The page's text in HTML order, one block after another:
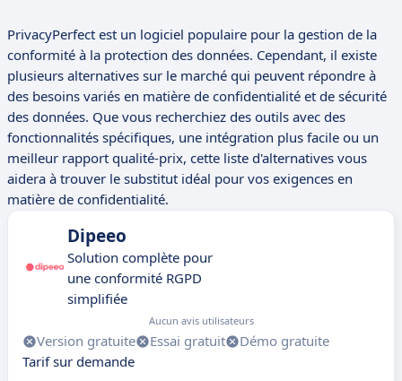
PrivacyPerfect est un logiciel populaire pour la gestion de la
conformité à la protection des données. Cependant, il existe
plusieurs alternatives sur le marché qui peuvent répondre à
des besoins variés en matière de confidentialité et de sécurité
des données. Que vous recherchiez des outils avec des
fonctionnalités spécifiques, une intégration plus facile ou un
meilleur rapport qualité-prix, cette liste d'alternatives vous
aidera à trouver le substitut idéal pour vos exigences en
matière de confidentialité.
Dipeeo
Solution complète pour
une conformité RGPD
simplifiée
Aucun avis utilisateurs
Version gratuite Essai gratuit
Démo gratuite
Tarif sur demande